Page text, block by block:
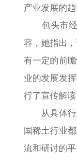
产业发展的
包头市经
容，她指出
有一定的前
业的发展发
行了宣传解
从具体行
国稀土行业
流和研讨的